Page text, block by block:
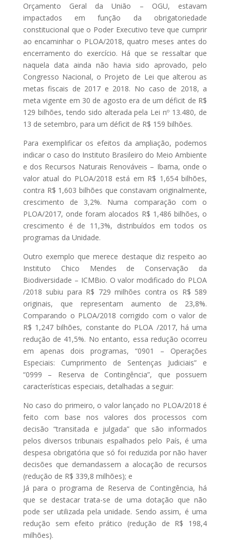
Orçamento Geral da União – OGU, estavam
impactados em função da obrigatoriedade
constitucional que o Poder Executivo teve que cumprir
ao encaminhar o PLOA/2018, quatro meses antes do
encerramento do exercício. Há que se ressaltar que
naquela data ainda não havia sido aprovado, pelo
Congresso Nacional, o Projeto de Lei que alterou as
metas fiscais de 2017 e 2018. No caso de 2018, a
meta vigente em 30 de agosto era de um déficit de R$
129 bilhões, tendo sido alterada pela Lei nº 13.480, de
13 de setembro, para um déficit de R$ 159 bilhões.
Para exemplificar os efeitos da ampliação, podemos
indicar o caso do Instituto Brasileiro do Meio Ambiente
e dos Recursos Naturais Renováveis – Ibama, onde o
valor atual do PLOA/2018 está em R$ 1,654 bilhões,
contra R$ 1,603 bilhões que constavam originalmente,
crescimento de 3,2%. Numa comparação com o
PLOA/2017, onde foram alocados R$ 1,486 bilhões, o
crescimento é de 11,3%, distribuídos em todos os
programas da Unidade.
Outro exemplo que merece destaque diz respeito ao
Instituto Chico Mendes de Conservação da
Biodiversidade – ICMBio. O valor modificado do PLOA
/2018 subiu para R$ 729 milhões contra os R$ 589
originais, que representam aumento de 23,8%.
Comparando o PLOA/2018 corrigido com o valor de
R$ 1,247 bilhões, constante do PLOA /2017, há uma
redução de 41,5%. No entanto, essa redução ocorreu
em apenas dois programas, “0901 – Operações
Especiais: Cumprimento de Sentenças Judiciais” e
“0999 – Reserva de Contingência”, que possuem
características especiais, detalhadas a seguir:
No caso do primeiro, o valor lançado no PLOA/2018 é
feito com base nos valores dos processos com
decisão “transitada e julgada” que são informados
pelos diversos tribunais espalhados pelo País, é uma
despesa obrigatória que só foi reduzida por não haver
decisões que demandassem a alocação de recursos
(redução de R$ 339,8 milhões); e
Já para o programa de Reserva de Contingência, há
que se destacar trata-se de uma dotação que não
pode ser utilizada pela unidade. Sendo assim, é uma
redução sem efeito prático (redução de R$ 198,4
milhões).